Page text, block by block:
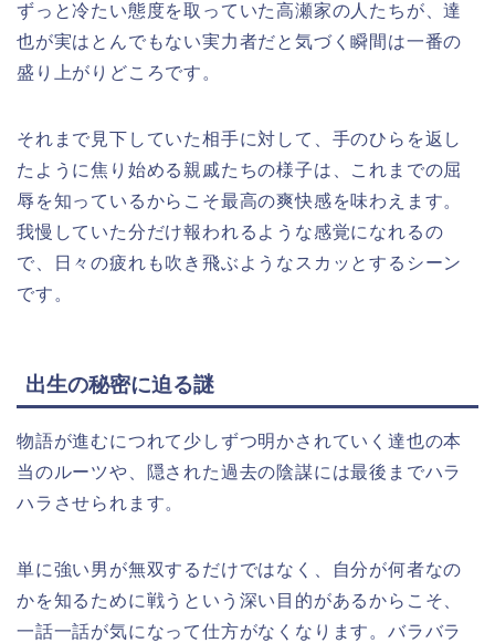
ずっと冷たい態度を取っていた高瀬家の人たちが、達
也が実はとんでもない実力者だと気づく瞬間は一番の
盛り上がりどころです。
それまで見下していた相手に対して、手のひらを返し
たように焦り始める親戚たちの様子は、これまでの屈
辱を知っているからこそ最高の爽快感を味わえます。
我慢していた分だけ報われるような感覚になれるの
で、日々の疲れも吹き飛ぶようなスカッとするシーン
です。
出生の秘密に迫る謎
物語が進むにつれて少しずつ明かされていく達也の本
当のルーツや、隠された過去の陰謀には最後までハラ
ハラさせられます。
単に強い男が無双するだけではなく、自分が何者なの
かを知るために戦うという深い目的があるからこそ、
一話一話が気になって仕方がなくなります。バラバラ